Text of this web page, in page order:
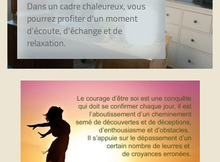
Dans un cadre chaleureux, vous
pourrez profiter d'un moment
d'écoute, d'échange et de
relaxation.